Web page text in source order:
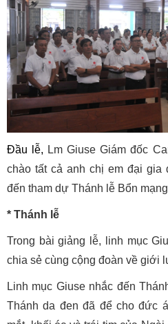
Đầu lễ, Lm Giuse Giám đốc
chào tất cả anh chị em đại gia
đến tham dự Thánh lễ Bổn
* Thánh lễ
Trong bài giảng lễ, linh mục
chia sẻ cùng cộng đoàn về giới
Linh mục Giuse nhắc đến
Thánh da đen đã để cho đức